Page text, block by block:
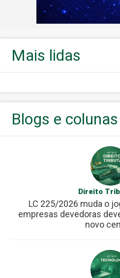
Mais lidas
Blogs e colunas
Direito
LC 225/2026 muda o
empresas devedoras
novo